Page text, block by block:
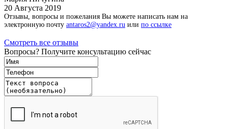
20 Августа 2019
Отзывы, вопросы и пожелания Вы можете написать нам на
электронную почту antaros2@yandex.ru или по ссылке
Смотреть все отзывы
Вопросы? Получите консультацию сейчас